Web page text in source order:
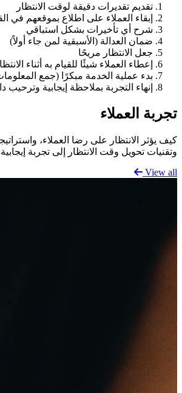
تقديم تقديرات دقيقة لوقت الانتظار
إبقاء العملاء على اطلاع بموقعهم في
شرح أي تأخيرات بشكل استباقي
ضمان العدالة (الأسبقية لمن جاء أولاً)
جعل الانتظار مريحًا
إعطاء العملاء شيئًا للقيام به أثناء
بدء عملية الخدمة مبكرًا (جمع المعلومات
إنهاء التجربة بملاحظة إيجابية وترحيب
تجربة العملاء
كيف يؤثر الانتظار على رضا العملاء،
وتقنيات تحويل وقت الانتظار إلى تجربة
View all